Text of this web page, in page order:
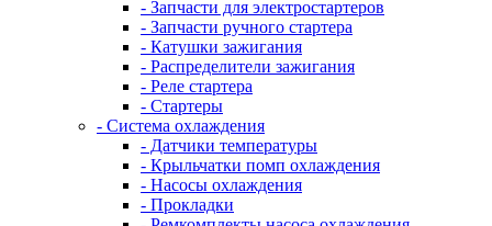
- Запчасти для электростартеров
- Запчасти ручного стартера
- Катушки зажигания
- Распределители зажигания
- Реле стартера
- Стартеры
- Система охлаждения
- Датчики температуры
- Крыльчатки помп охлаждения
- Насосы охлаждения
- Прокладки